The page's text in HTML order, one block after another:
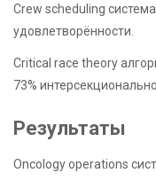
Crew scheduling
удовлетворённости.
Critical race theory
73%
Результаты
Oncology operations